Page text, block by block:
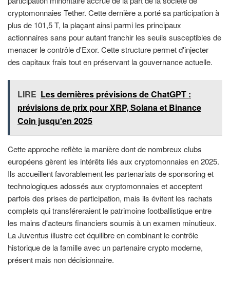
cryptomonnaies Tether. Cette dernière a porté sa participation à
plus de 101,5 T, la plaçant ainsi parmi les principaux
actionnaires sans pour autant franchir les seuils susceptibles de
menacer le contrôle d'Exor. Cette structure permet d'injecter
des capitaux frais tout en préservant la gouvernance actuelle.
LIRE Les dernières prévisions de ChatGPT :
prévisions de prix pour XRP, Solana et Binance
Coin jusqu'en 2025
Cette approche reflète la manière dont de nombreux clubs
européens gèrent les intérêts liés aux cryptomonnaies en 2025.
Ils accueillent favorablement les partenariats de sponsoring et
technologiques adossés aux cryptomonnaies et acceptent
parfois des prises de participation, mais ils évitent les rachats
complets qui transféreraient le patrimoine footballistique entre
les mains d'acteurs financiers soumis à un examen minutieux.
La Juventus illustre cet équilibre en combinant le contrôle
historique de la famille avec un partenaire crypto moderne,
présent mais non décisionnaire.